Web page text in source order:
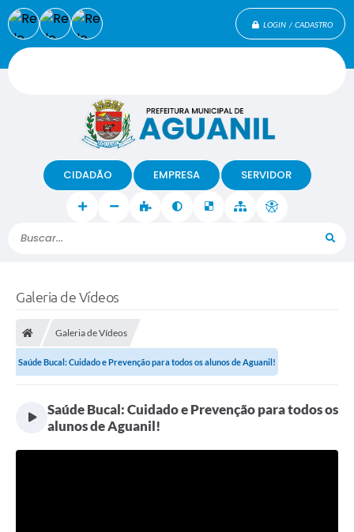
LOGIN / CADASTRO
Buscar...
CIDADÃO EMPRESA SERVIDOR
Galeria de Vídeos
Galeria de Vídeos
Saúde Bucal: Cuidado e Prevenção para todos os alunos de Aguanil!
Saúde Bucal: Cuidado e Prevenção para todos os
alunos de Aguanil!